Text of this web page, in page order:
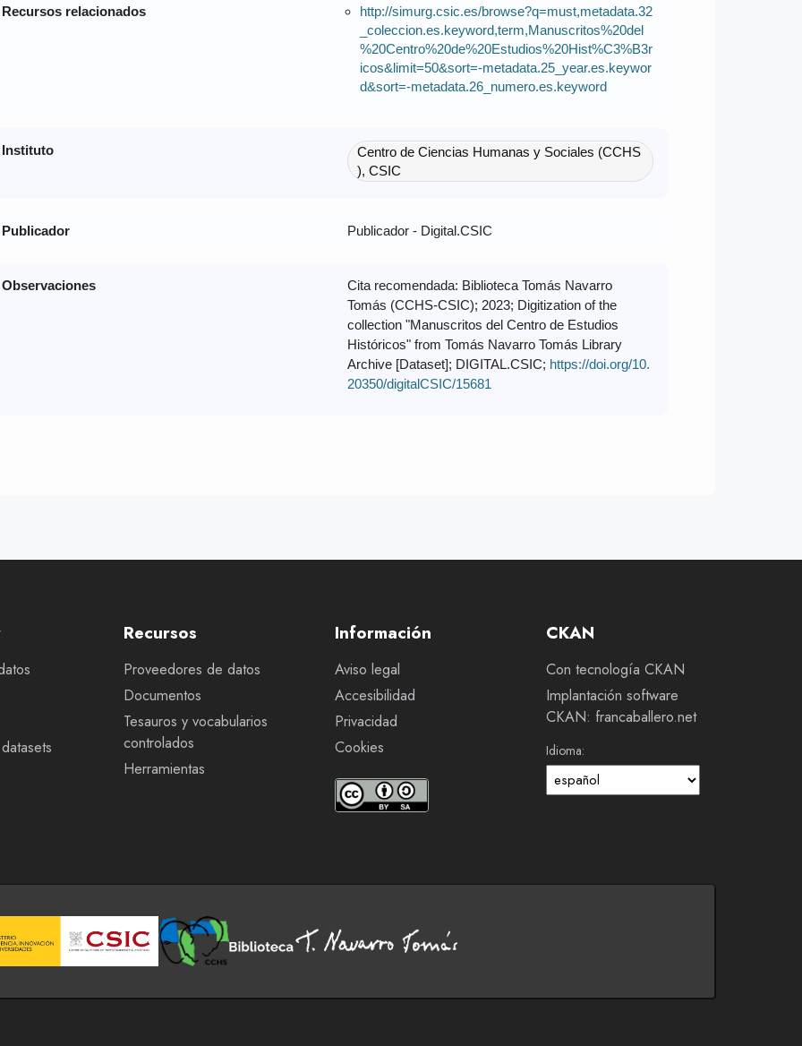
Recursos relacionados
http://simurg.csic.es/browse?q=must,metadata.32
_coleccion.es.keyword,term,Manuscritos%20del
%20Centro%20de%20Estudios%20Hist%C3%B3r
icos&limit=50&sort=-metadata.25_year.es.keywor
d&sort=-metadata.26_numero.es.keyword
Instituto
Centro de Ciencias Humanas y Sociales (CCHS
), CSIC
Publicador Publicador - Digital.CSIC
Observaciones
Cita recomendada: Biblioteca Tomás Navarro
Tomás (CCHS-CSIC); 2023; Digitization of the
collection "Manuscritos del Centro de Estudios
Históricos" from Tomás Navarro Tomás Library
Archive [Dataset]; DIGITAL.CSIC; https://doi.org/10.
20350/digitalCSIC/15681
Recursos
Proveedores de datos
Documentos
Tesauros y vocabularios
controlados
Herramientas
Información
Aviso legal
Accesibilidad
Privacidad
Cookies
CKAN
Con tecnología CKAN
Implantación software
CKAN: francaballero.net
Idioma